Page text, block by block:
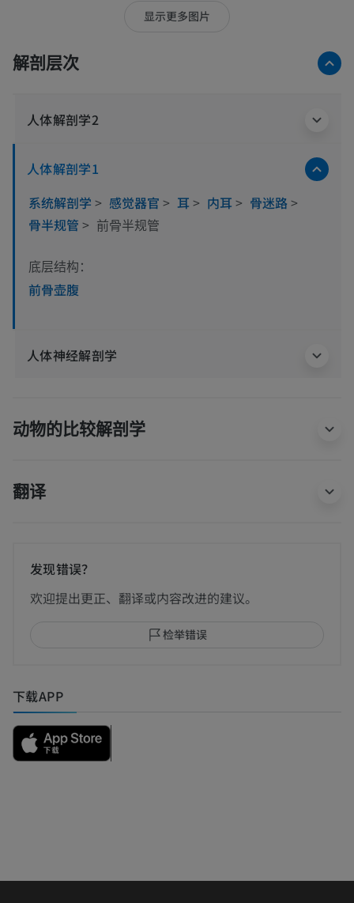
显示更多图片
解剖层次
人体解剖学2
人体解剖学1
系统解剖学 > 感觉器官 > 耳 > 内耳 > 骨迷路 >
骨半规管 > 前骨半规管
底层结构：
前骨壶腹
人体神经解剖学
动物的比较解剖学
翻译
发现错误？
欢迎提出更正、翻译或内容改进的建议。
检举错误
下载APP